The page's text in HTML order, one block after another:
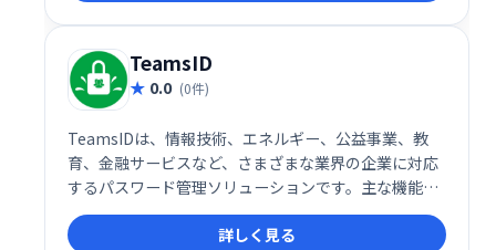
度なセキュリティと利便性を両立。ユーザーのアクセ
ス制御を効率化し、セキュリティリスクを軽減しま
す。
TeamsID
0.0 (0件)
TeamsIDは、情報技術、エネルギー、公益事業、教
育、金融サービスなど、さまざまな業界の企業に対応
するパスワード管理ソリューションです。主な機能に
は、アクセス要求管理、アカウント管理、コンプライ
アンス管理、ユーザープロビジョニング、ユーザーア
詳しく見る